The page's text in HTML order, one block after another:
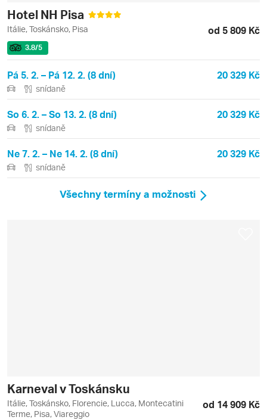
Hotel NH Pisa
Itálie, Toskánsko, Pisa od 5 809 Kč
3.8/5
Pá 5. 2. – Pá 12. 2. (8 dní) 20 329 Kč
snídaně
So 6. 2. – So 13. 2. (8 dní) 20 329 Kč
snídaně
Ne 7. 2. – Ne 14. 2. (8 dní) 20 329 Kč
snídaně
Všechny termíny a možnosti
Karneval v Toskánsku
Itálie, Toskánsko, Florencie, Lucca, Montecatini
Terme, Pisa, Viareggio
od 14 909 Kč